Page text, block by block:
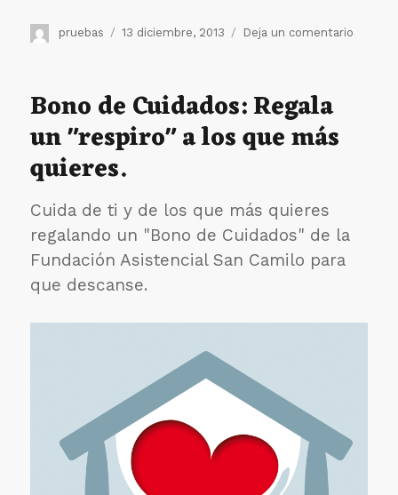
Autor
pruebas
Publicado
13 diciembre, 2013 Deja un comentario
Bono de Cuidados: Regala
un "respiro" a los que más
quieres.
Cuida de ti y de los que más quieres
regalando un "Bono de Cuidados" de la
Fundación Asistencial San Camilo para
que descanse.